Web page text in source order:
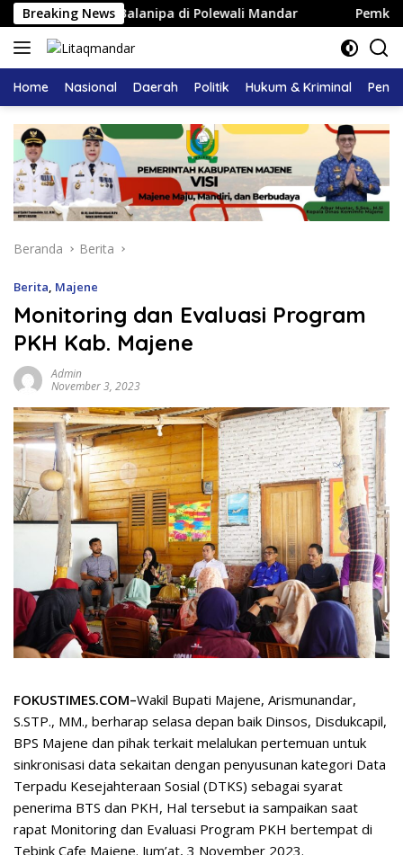
Langsung
ke
konten
Breaking News
Kerajaan Balanipa di Polewali Mandar Pemkab
Home Nasional Daerah Politik Hukum & Kriminal
Beranda Berita
Berita, Majene
Monitoring dan Evaluasi Program
PKH Kab. Majene
Admin
November 3, 2023
FOKUSTIMES.COM–Wakil Bupati Majene, Arismunandar,
S.STP., MM., berharap selasa depan baik Dinsos, Disdukcapil,
BPS Majene dan pihak terkait melalukan pertemuan untuk
sinkronisasi data sekaitan dengan penyusunan kategori Data
Terpadu Kesejahteraan Sosial (DTKS) sebagai syarat
penerima BTS dan PKH, Hal tersebut ia sampaikan saat
rapat Monitoring dan Evaluasi Program PKH bertempat di
Tebink Cafe Majene. Jum’at, 3 November 2023.